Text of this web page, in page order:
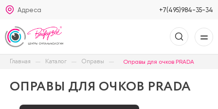
Адреса +7(495)984-35-34
Главная Каталог Оправы Оправы для очков PRADA
ОПРАВЫ ДЛЯ ОЧКОВ PRADA